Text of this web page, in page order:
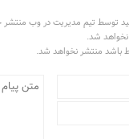
توسط تیم مدیریت در وب
نخواهد شد.
باشد منتشر نخواهد شد.